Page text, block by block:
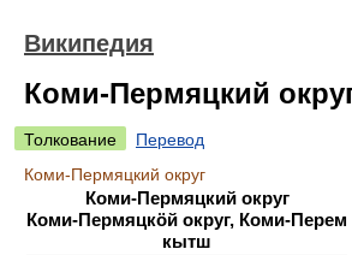
Википедия
Коми-Пермяцкий
Толкование
Перевод
Коми-Пермяцкий округ
Коми-Пермяцкий округ
Коми-Пермяцкöй округ, Коми-Перем
кытш